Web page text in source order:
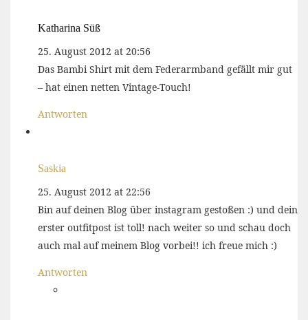
Katharina Süß
25. August 2012 at 20:56
Das Bambi Shirt mit dem Federarmband gefällt mir gut
– hat einen netten Vintage-Touch!
Antworten
Saskia
25. August 2012 at 22:56
Bin auf deinen Blog über instagram gestoßen :) und dein
erster outfitpost ist toll! nach weiter so und schau doch
auch mal auf meinem Blog vorbei!! ich freue mich :)
Antworten